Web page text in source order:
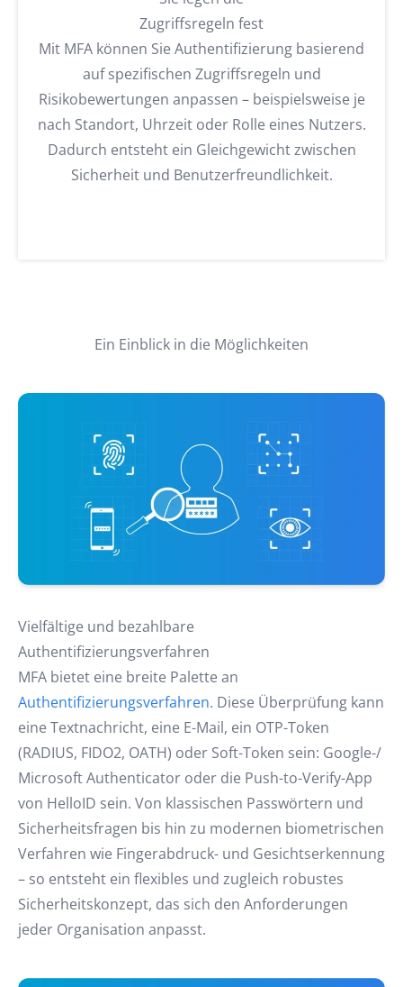
Zugriffsregeln fest
Mit MFA können Sie Authentifizierung basierend
auf spezifischen Zugriffsregeln und
Risikobewertungen anpassen – beispielsweise je
nach Standort, Uhrzeit oder Rolle eines Nutzers.
Dadurch entsteht ein Gleichgewicht zwischen
Sicherheit und Benutzerfreundlichkeit.
Ein Einblick in die Möglichkeiten
Vielfältige und bezahlbare
Authentifizierungsverfahren
MFA bietet eine breite Palette an
Authentifizierungsverfahren. Diese Überprüfung kann
eine Textnachricht, eine E-Mail, ein OTP-Token
(RADIUS, FIDO2, OATH) oder Soft-Token sein: Google-/
Microsoft Authenticator oder die Push-to-Verify-App
von HelloID sein. Von klassischen Passwörtern und
Sicherheitsfragen bis hin zu modernen biometrischen
Verfahren wie Fingerabdruck- und Gesichtserkennung
– so entsteht ein flexibles und zugleich robustes
Sicherheitskonzept, das sich den Anforderungen
jeder Organisation anpasst.